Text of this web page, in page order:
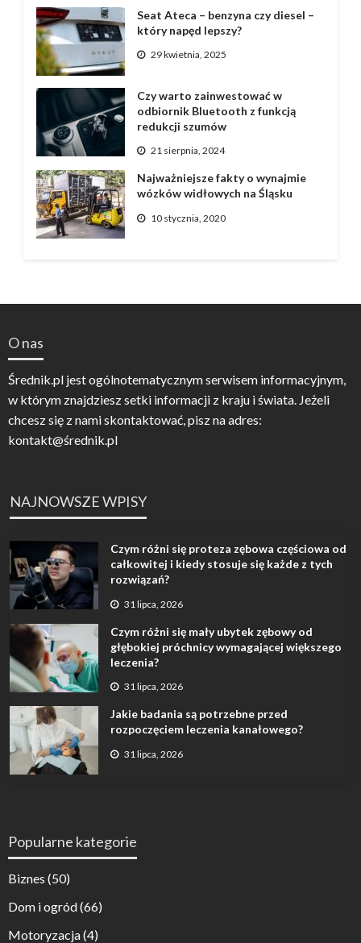
Seat Ateca – benzyna czy diesel –
który napęd lepszy?
29 kwietnia, 2025
Czy warto zainwestować w
odbiornik Bluetooth z funkcją
redukcji szumów
21 sierpnia, 2024
Najważniejsze fakty o wynajmie
wózków widłowych na Śląsku
10 stycznia, 2020
O nas
Średnik.pl jest ogólnotematycznym serwisem informacyjnym,
w którym znajdziesz setki informacji z kraju i świata. Jeżeli
chcesz się z nami skontaktować, pisz na adres:
kontakt@średnik.pl
NAJNOWSZE WPISY
Czym różni się proteza zębowa częściowa od
całkowitej i kiedy stosuje się każde z tych
rozwiązań?
31 lipca, 2026
Czym różni się mały ubytek zębowy od
głębokiej próchnicy wymagającej większego
leczenia?
31 lipca, 2026
Jakie badania są potrzebne przed
rozpoczęciem leczenia kanałowego?
31 lipca, 2026
Popularne kategorie
Biznes (50)
Dom i ogród(66)
Motoryzacja(4)